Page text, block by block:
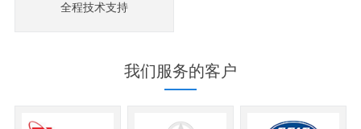
全程技术支持
我们服务的客户